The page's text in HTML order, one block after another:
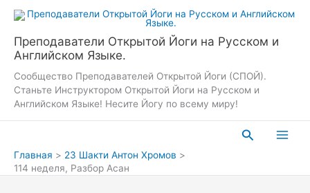
содержимому
Преподаватели Открытой Йоги на Русском и
Английском Языке.
Сообщество Преподавателей Открытой Йоги (СПОЙ).
Станьте Инструктором Открытой Йоги на Русском и
Английском Языке! Несите Йогу по всему миру!
Поиск
Главная
23 Шакти Антон Хромов
114 неделя, Разбор Асан